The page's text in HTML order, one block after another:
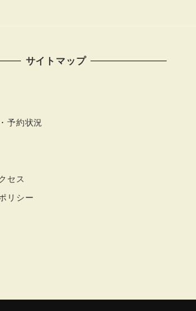
サイトマップ
予約状況
セス
リシー